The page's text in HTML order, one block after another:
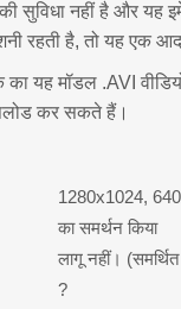
सुविधा नहीं है और
रहती है, तो यह एक
यह मॉडल .AVI
कर सकते हैं।
1280x1024,
का समर्थन किया
लागू नहीं। (समर्थित
?